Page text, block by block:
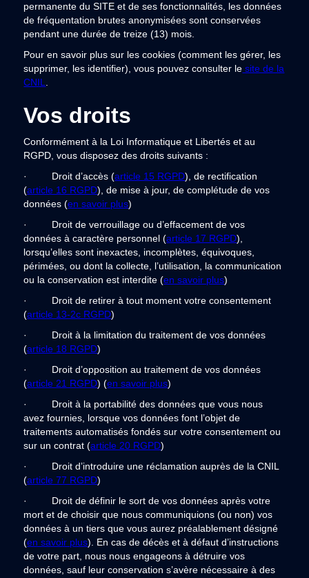
permanente du SITE et de ses fonctionnalités, les données
de fréquentation brutes anonymisées sont conservées
pendant une durée de treize (13) mois.
Pour en savoir plus sur les cookies (comment les gérer, les
supprimer, les identifier), vous pouvez consulter le site de la
CNIL
Vos droits
Conformément à la Loi Informatique et Libertés et au
RGPD, vous disposez des droits suivants :
· Droit d’accès (article 15 RGPD), de rectification
(article 16 RGPD), de mise à jour, de complétude de vos
données (en savoir plus)
· Droit de verrouillage ou d’effacement de vos
données à caractère personnel (article 17 RGPD),
lorsqu’elles sont inexactes, incomplètes, équivoques,
périmées, ou dont la collecte, l’utilisation, la communication
ou la conservation est interdite (en savoir plus)
· Droit de retirer à tout moment votre consentement
(article 13-2c RGPD)
· Droit à la limitation du traitement de vos données
(article 18 RGPD)
· Droit d’opposition au traitement de vos données
(article 21 RGPD) (en savoir plus)
· Droit à la portabilité des données que vous nous
avez fournies, lorsque vos données font l’objet de
traitements automatisés fondés sur votre consentement ou
sur un contrat (article 20 RGPD)
· Droit d’introduire une réclamation auprès de la CNIL
(article 77 RGPD)
· Droit de définir le sort de vos données après votre
mort et de choisir que nous communiquions (ou non) vos
données à un tiers que vous aurez préalablement désigné
(en savoir plus). En cas de décès et à défaut d’instructions
de votre part, nous nous engageons à détruire vos
données, sauf leur conservation s’avère nécessaire à des